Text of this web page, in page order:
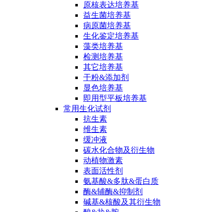
原核表达培养基
益生菌培养基
病原菌培养基
生化鉴定培养基
藻类培养基
检测培养基
其它培养基
干粉&添加剂
显色培养基
即用型平板培养基
常用生化试剂
抗生素
维生素
缓冲液
碳水化合物及衍生物
动植物激素
表面活性剂
氨基酸&多肽&蛋白质
酶&辅酶&抑制剂
碱基&核酸及其衍生物